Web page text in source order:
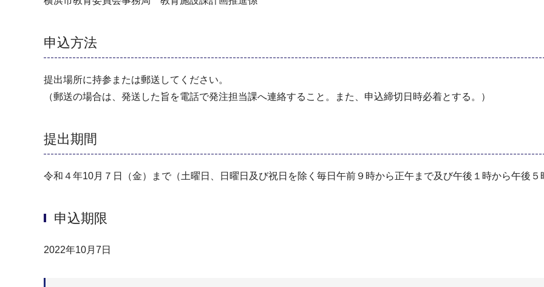
申込方法
提出場所に持参または郵送してください。
（郵送の場合は、発送した旨を電話で発注担当課へ連絡すること。また、申込締切日時必着とする。）
提出期間
令和４年10月７日（金）まで（土曜日、日曜日及び祝日を除く毎日午前９時から正午まで及び午後１時から午後５
申込期限
2022年10月7日